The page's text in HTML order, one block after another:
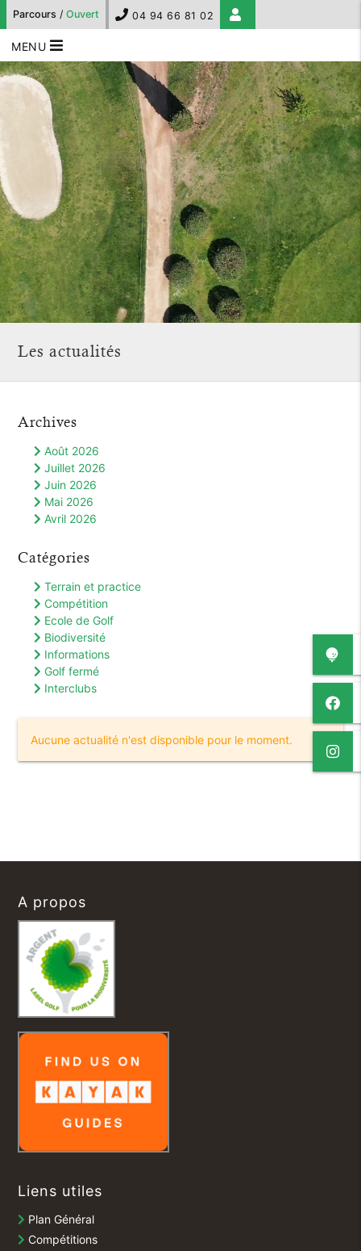
Parcours / Ouvert 04 94 66 81 02
MENU
Les actualités
Archives
Août 2026
Juillet 2026
Juin 2026
Mai 2026
Avril 2026
Catégories
Terrain et practice
Compétition
Ecole de Golf
Biodiversité
Informations
Golf fermé
Interclubs
Aucune actualité n'est disponible pour le moment.
A propos
Liens utiles
Plan Général
Compétitions